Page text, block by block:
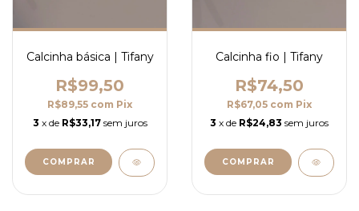
Calcinha básica | Tifany
R$99,50
R$89,55 com Pix
3 x de R$33,17 sem juros
COMPRAR
Calcinha fio | Tifany
R$74,50
R$67,05 com Pix
3 x de R$24,83 sem juros
COMPRAR